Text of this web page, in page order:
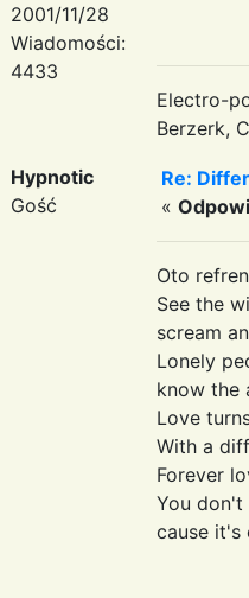
2001/11/28
Wiadomości:
4433
Electro-
Berzerk,
Hypnotic
Gość
Re:
«
Oto
See the
scream
Lonely
know the
Love
With a
Forever
You
cause it's